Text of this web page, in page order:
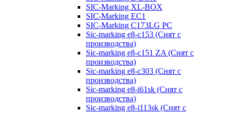
SIC-Marking XL-BOX
SIC-Marking EC1
SIC-Marking C173LG PC
Sic-marking e8-c153 (Снят с
производства)
Sic-marking e8-c151 ZA (Снят с
производства)
Sic-marking e8-c303 (Снят с
производства)
Sic-marking e8-i61sk (Снят с
производства)
Sic-marking e8-i113sk (Снят с